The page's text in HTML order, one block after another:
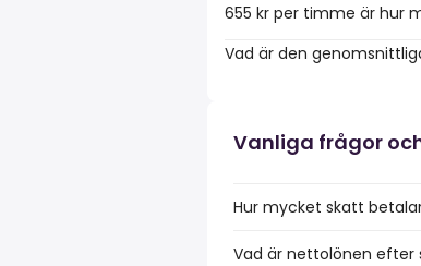
655 kr per timme är hur
Vad är den
Vanliga frågor
Hur mycket skatt
Vad är nettolönen efter